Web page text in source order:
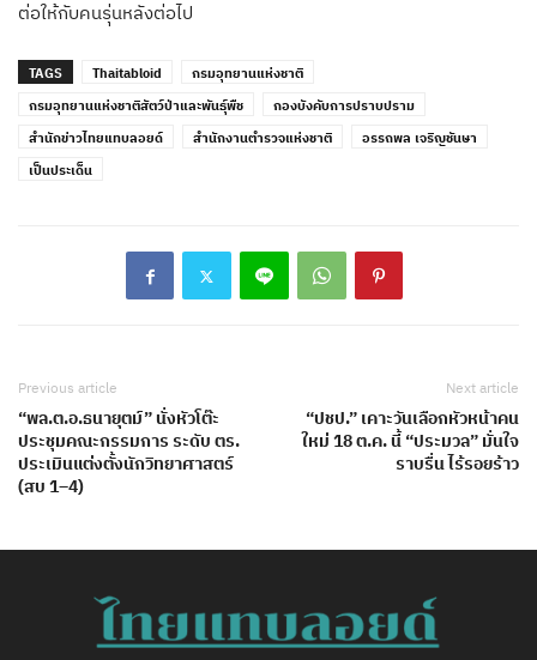
ต่อให้กับคนรุ่นหลังต่อไป
TAGS Thaitabloid
กรมอุทยานแห่งชาติ
กรมอุทยานแห่งชาติสัตว์ป่าและพันธุ์พืช
กองบังคับการปราบปราม
สำนักข่าวไทยแทบลอยด์
สำนักงานตำรวจแห่งชาติ
อรรถพล เจริญชันษา
เป็นประเด็น
Previous article
“พล.ต.อ.ธนายุตม์” นั่งหัวโต๊ะ
ประชุมคณะกรรมการ ระดับ​ ตร.
ประเมินแต่งตั้งนักวิทยาศาสตร์
(สบ 1–4)
Next article
“ปชป.” เคาะวันเลือกหัวหน้าคน
ใหม่ 18 ต.ค. นี้ “ประมวล” มั่นใจ
ราบรื่น ไร้รอยร้าว